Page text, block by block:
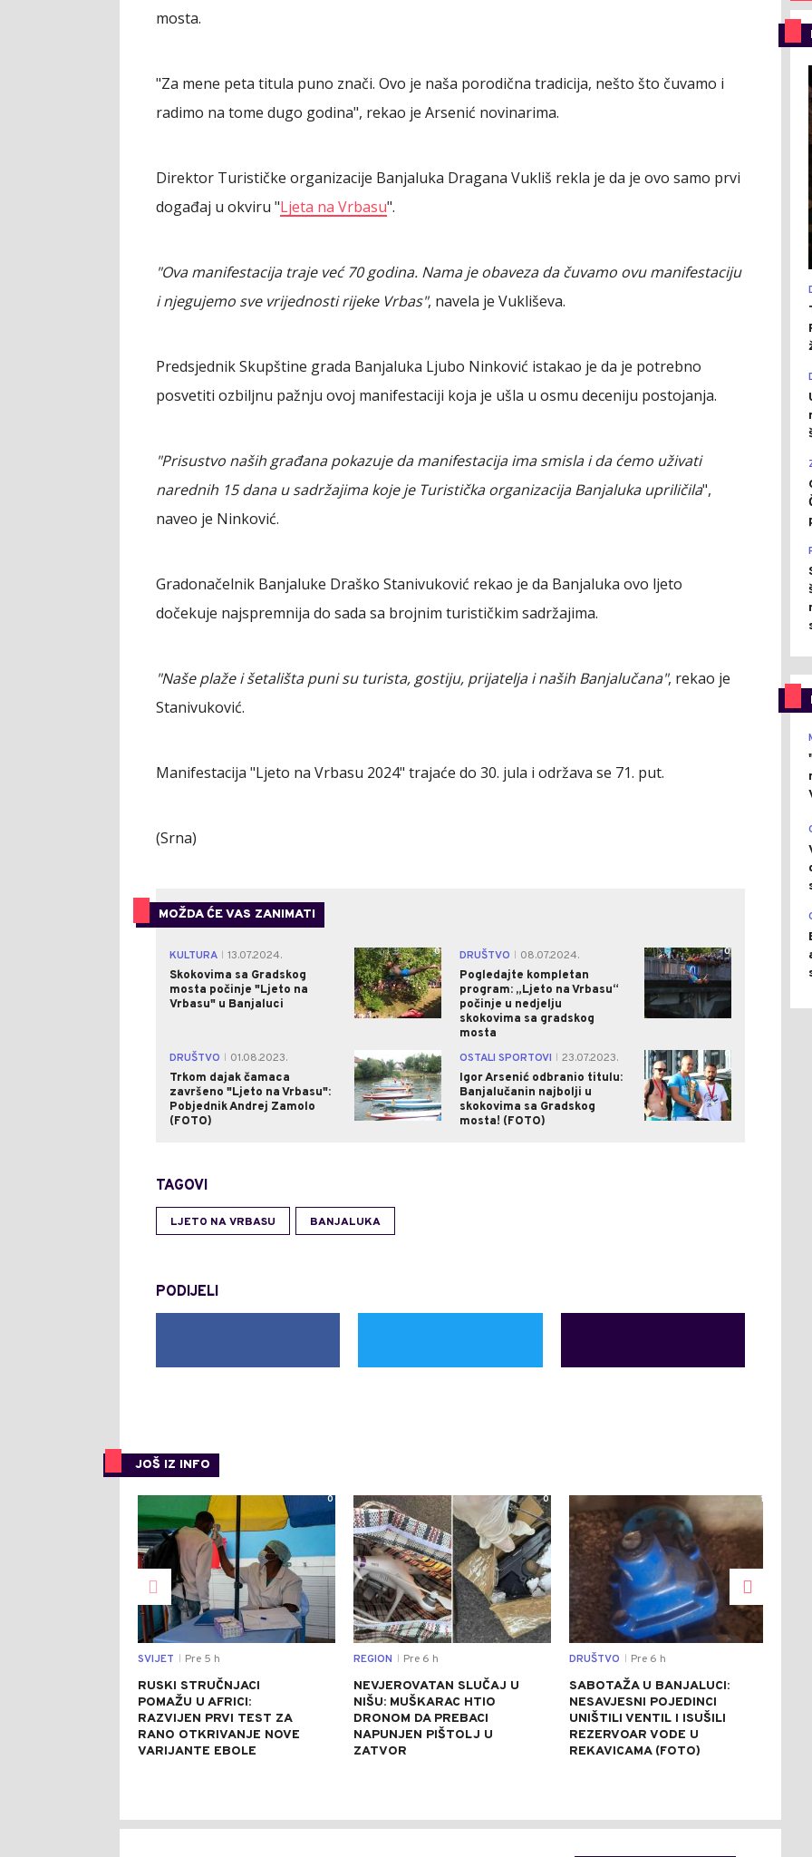
mosta.
"Za mene peta titula puno znači. Ovo je naša porodična tradicija, nešto što čuvamo i
radimo na tome dugo godina", rekao je Arsenić novinarima.
Direktor Turističke organizacije Banjaluka Dragana Vukliš rekla je da je ovo samo prvi
događaj u okviru "Ljeta na Vrbasu".
"Ova manifestacija traje već 70 godina. Nama je obaveza da čuvamo ovu manifestaciju
i njegujemo sve vrijednosti rijeke Vrbas", navela je Vukliševa.
Predsjednik Skupštine grada Banjaluka Ljubo Ninković istakao je da je potrebno
posvetiti ozbiljnu pažnju ovoj manifestaciji koja je ušla u osmu deceniju postojanja.
"Prisustvo naših građana pokazuje da manifestacija ima smisla i da ćemo uživati
narednih 15 dana u sadržajima koje je Turistička organizacija Banjaluka upriličila",
naveo je Ninković.
Gradonačelnik Banjaluke Draško Stanivuković rekao je da Banjaluka ovo ljeto
dočekuje najspremnija do sada sa brojnim turističkim sadržajima.
"Naše plaže i šetališta puni su turista, gostiju, prijatelja i naših Banjalučana", rekao je
Stanivuković.
Manifestacija "Ljeto na Vrbasu 2024" trajaće do 30. jula i održava se 71. put.
(Srna)
MOŽDA ĆE VAS ZANIMATI
KULTURA
13.07.2024.
Skokovima sa Gradskog
mosta počinje "Ljeto na
Vrbasu" u Banjaluci
0 DRUŠTVO
08.07.2024.
Pogledajte kompletan
program: „Ljeto na Vrbasu“
počinje u nedjelju
skokovima sa gradskog
mosta
0
DRUŠTVO
01.08.2023.
Trkom dajak čamaca
završeno "Ljeto na Vrbasu":
Pobjednik Andrej Zamolo
(FOTO)
0 OSTALI SPORTOVI
23.07.2023.
Igor Arsenić odbranio titulu:
Banjalučanin najbolji u
skokovima sa Gradskog
mosta! (FOTO)
0
TAGOVI
LJETO NA VRBASU BANJALUKA
PODIJELI
JOŠ IZ INFO
0
SVIJET Pre 5 h
RUSKI STRUČNJACI
POMAŽU U AFRICI:
RAZVIJEN PRVI TEST ZA
RANO OTKRIVANJE NOVE
VARIJANTE EBOLE
0
REGION Pre 6 h
NEVJEROVATAN SLUČAJ U
NIŠU: MUŠKARAC HTIO
DRONOM DA PREBACI
NAPUNJEN PIŠTOLJ U
ZATVOR
1
DRUŠTVO Pre 6 h
SABOTAŽA U BANJALUCI:
NESAVJESNI POJEDINCI
UNIŠTILI VENTIL I ISUŠILI
REZERVOAR VODE U
REKAVICAMA (FOTO)